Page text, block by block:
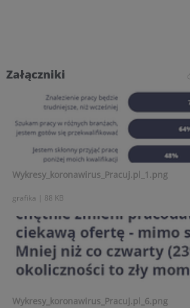
Załączniki
Wykresy_koronawirus_Pracuj.pl_1.png
grafika | 88 KB
Wykresy_koronawirus_Pracuj.pl_6.png